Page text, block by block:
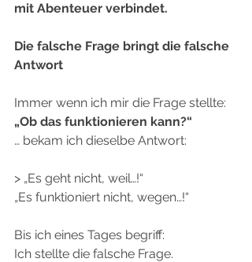
mit Abenteuer verbindet.
Die falsche Frage bringt die falsche
Antwort
Immer wenn ich mir die Frage stellte:
„Ob das funktionieren kann?“
… bekam ich dieselbe Antwort:
> „Es geht nicht, weil…!“
„Es funktioniert nicht, wegen…!“
Bis ich eines Tages begriff:
Ich stellte die falsche Frage.